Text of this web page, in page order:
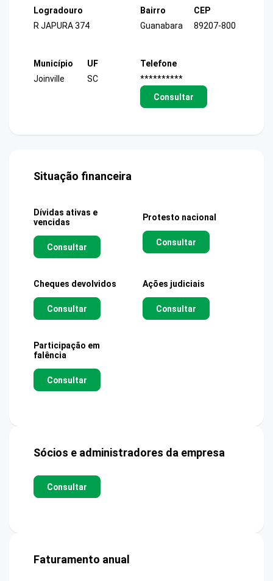
Logradouro
R JAPURA 374
Bairro
Guanabara
CEP
89207-800
Município
Joinville
UF
SC
Telefone
**********
Consultar
Situação financeira
Dívidas ativas e
vencidas
Consultar
Protesto nacional
Consultar
Cheques devolvidos
Consultar
Ações judiciais
Consultar
Participação em
falência
Consultar
Sócios e administradores da empresa
Consultar
Faturamento anual